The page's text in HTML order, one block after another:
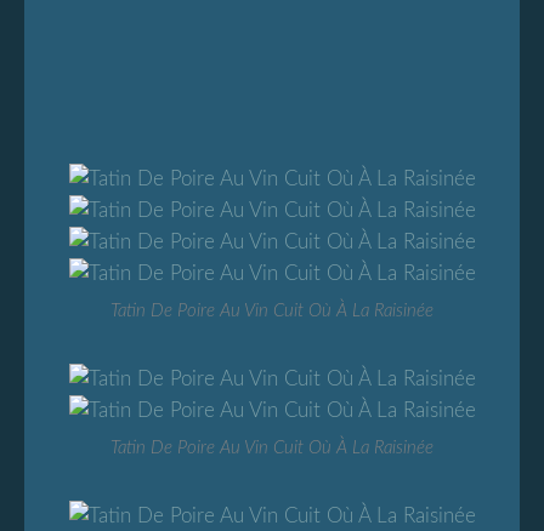
Tatin De Poire Au Vin Cuit Où À La Raisinée
Tatin De Poire Au Vin Cuit Où À La Raisinée